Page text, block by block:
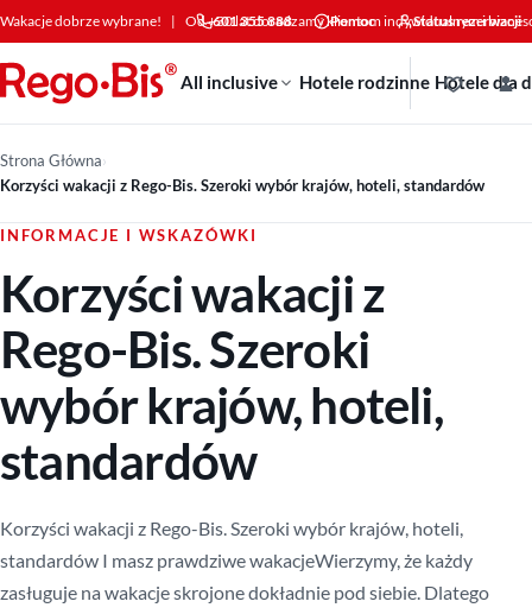
Przejdź do treści
Wakacje dobrze wybrane! | Od +30 lat doradzamy klientom indywidualnym i
601 355 888 Pomoc Status rezerwacji
All inclusive Hotele rodzinne Hotele dla
Strona Główna›
Korzyści wakacji z Rego-Bis. Szeroki wybór krajów, hoteli, standardów
INFORMACJE I WSKAZÓWKI
Korzyści wakacji z
Rego-Bis. Szeroki
wybór krajów, hoteli,
standardów
Korzyści wakacji z Rego-Bis. Szeroki wybór krajów, hoteli,
standardów I masz prawdziwe wakacjeWierzymy, że każdy
zasługuje na wakacje skrojone dokładnie pod siebie. Dlatego